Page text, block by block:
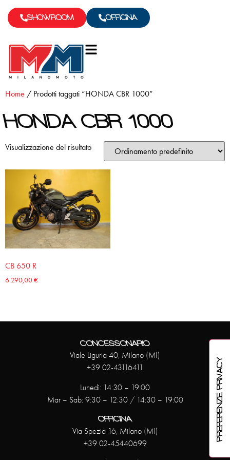
SHOWROOM OFFICINA
Home / Prodotti taggati “HONDA CBR 1000”
HONDA CBR 1000
Visualizzazione del risultato
CB 650 R
6.290,00€
CONCESSONARIO
Viale Liguria 40, Milano (MI)
+39 02-43116411
Lunedì: 14:30 – 19:00
Mar – Sab: 9:30 – 12:30 / 14:30 – 19:00
OFFICINA
Via Spezia 16, Milano (MI)
+39 02-45440699